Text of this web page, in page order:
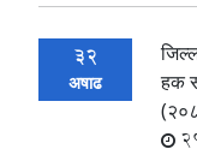
32
अषाढ
हक